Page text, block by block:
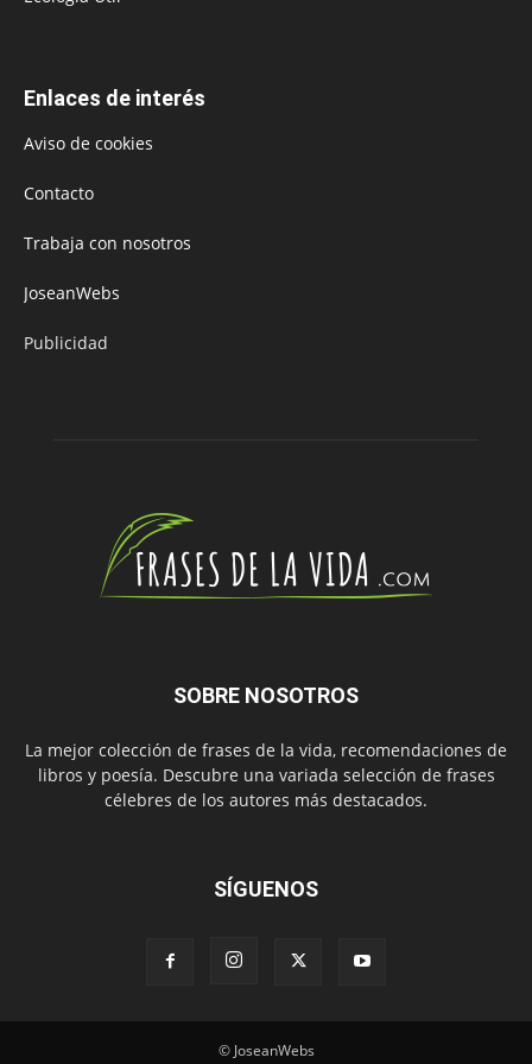
Enlaces de interés
Aviso de cookies
Contacto
Trabaja con nosotros
JoseanWebs
Publicidad
SOBRE NOSOTROS
La mejor colección de frases de la vida, recomendaciones de
libros y poesía. Descubre una variada selección de frases
célebres de los autores más destacados.
SÍGUENOS
© JoseanWebs